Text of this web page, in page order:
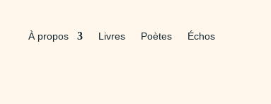
À propos Livres Poètes Échos